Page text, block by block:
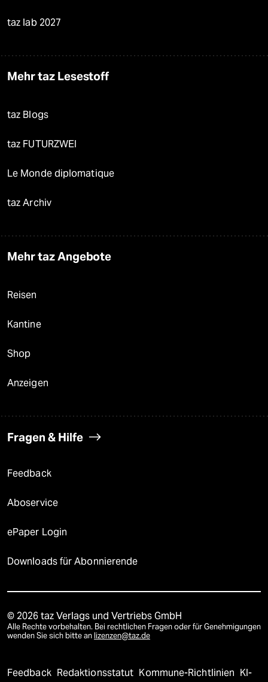
taz lab 2027
Mehr taz Lesestoff
taz Blogs
taz FUTURZWEI
Le Monde diplomatique
taz Archiv
Mehr taz Angebote
Reisen
Kantine
Shop
Anzeigen
Fragen & Hilfe
Feedback
Aboservice
ePaper Login
Downloads für Abonnierende
© 2026 taz Verlags und Vertriebs GmbH
Alle Rechte vorbehalten. Bei rechtlichen Fragen oder für Genehmigungen
wenden Sie sich bitte an lizenzen@taz.de
Feedback Redaktionsstatut Kommune-Richtlinien KI-